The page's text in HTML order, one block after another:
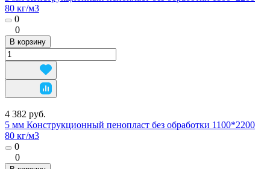
80 кг/м3
0
0
В корзину
4 382 руб.
5 мм Конструкционный пенопласт без обработки 1100*2200
80 кг/м3
0
0